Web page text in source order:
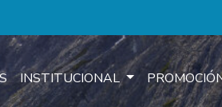
INSTITUCIONAL